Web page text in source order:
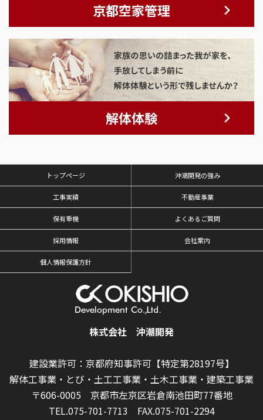
京都空家管理
解体体験
トップページ 沖潮開発の強み
工事実績 不動産事業
保有重機 よくあるご質問
採用情報 会社案内
個人情報保護方針
株式会社 沖潮開発
建設業許可：京都府知事許可【特定第28197号】
解体工事業・とび・土工工事業・土木工事業・建築工事業
〒606-0005 京都市左京区岩倉南池田町77番地
TEL.075-701-7713 FAX.075-701-2294